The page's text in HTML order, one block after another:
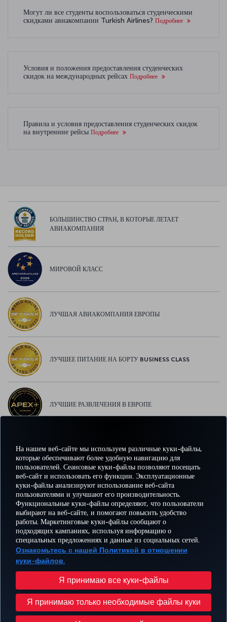
На нашем веб-сайте мы используем различные куки-файлы,
которые обеспечивают более удобную навигацию для
пользователей. Сеансовые куки-файлы позволяют посещать
веб-сайт и использовать его функции. Эксплуатационные
куки-файлы анализируют использование веб-сайта
пользователями и улучшают его производительность.
Функциональные куки-файлы определяют, что пользователи
выбирают на веб-сайте, и помогают повысить удобство
работы. Маркетинговые куки-файлы сообщают о
подходящих кампаниях, используя информацию о
специальных предложениях и данные из социальных сетей.
Ознакомьтесь с нашей Политикой в отношении
куки-файлов.
Я принимаю все куки-файлы
Я принимаю только необходимые файлы куки
Могут ли все студенты воспользоваться студенческими
скидками авиакомпании Turkish Airlines? Подробнее
Условия и положения предоставления студенческих
скидок на международных рейсах Подробнее
Правила и условия предоставления студенческих скидок
на внутренние рейсы Подробнее
БОЛЬШИНСТВО СТРАН, В КОТОРЫЕ ЛЕТАЕТ
АВИАКОМПАНИЯ
МИРОВОЙ КЛАСС
ЛУЧШАЯ АВИАКОМПАНИЯ ЕВРОПЫ
ЛУЧШЕЕ ПИТАНИЕ НА БОРТУ BUSINESS CLASS
ЛУЧШИЕ РАЗВЛЕЧЕНИЯ В ЕВРОПЕ
ЛУЧШИЙ WI-FI В ЕВРОПЕ
Facebook
TwitterInstagram
YouTubeLinkedIn
TikTokБлогPinterest
БРОНИРУЙТЕ И
УПРАВЛЯЙТЕ
БРОНИРОВАНИЕМ
ВПЕЧАТЛЕНИЕ
ПРЕДЛОЖЕНИЯ
И
НАПРАВЛЕНИЯ
ПОМОЩЬ
Правовое уведомление
Изменить настройки куки-файлов План обслуживания клиента Министерства транспорта США
Права субъектов данных в ЕС